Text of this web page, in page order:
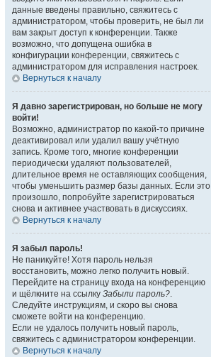
данные введены правильно, свяжитесь с
администратором, чтобы проверить, не был ли
вам закрыт доступ к конференции. Также
возможно, что допущена ошибка в
конфигурации конференции, свяжитесь с
администратором для исправления настроек.
Вернуться к началу
Я давно зарегистрирован, но больше не могу
войти!
Возможно, администратор по какой-то причине
деактивировал или удалил вашу учётную
запись. Кроме того, многие конференции
периодически удаляют пользователей,
длительное время не оставляющих сообщения,
чтобы уменьшить размер базы данных. Если это
произошло, попробуйте зарегистрироваться
снова и активнее участвовать в дискуссиях.
Вернуться к началу
Я забыл пароль!
Не паникуйте! Хотя пароль нельзя
восстановить, можно легко получить новый.
Перейдите на страницу входа на конференцию
и щёлкните на ссылку Забыли пароль?.
Следуйте инструкциям, и скоро вы снова
сможете войти на конференцию.
Если не удалось получить новый пароль,
свяжитесь с администратором конференции.
Вернуться к началу